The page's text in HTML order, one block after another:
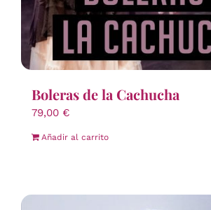
Boleras de la Cachucha
79,00 €
Añadir al carrito